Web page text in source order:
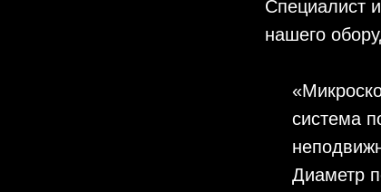
Специалист
нашего
система
Диаметр